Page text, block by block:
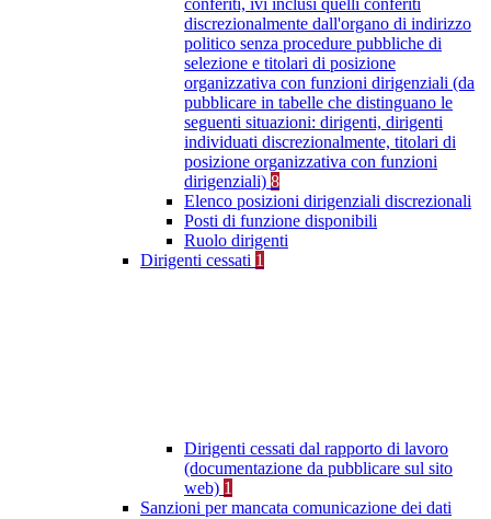
conferiti, ivi inclusi quelli conferiti
discrezionalmente dall'organo di indirizzo
politico senza procedure pubbliche di
selezione e titolari di posizione
organizzativa con funzioni dirigenziali (da
pubblicare in tabelle che distinguano le
seguenti situazioni: dirigenti, dirigenti
individuati discrezionalmente, titolari di
posizione organizzativa con funzioni
dirigenziali) 8
Elenco posizioni dirigenziali discrezionali
Posti di funzione disponibili
Ruolo dirigenti
Dirigenti cessati 1
Dirigenti cessati dal rapporto di lavoro
(documentazione da pubblicare sul sito
web) 1
Sanzioni per mancata comunicazione dei dati